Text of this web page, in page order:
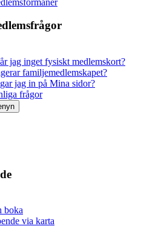
jag inget fysiskt medlemskort?
familjemedlemskapet?
jag in på Mina sidor?
frågor
boka
via karta